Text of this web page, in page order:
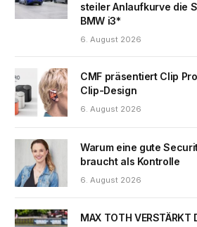
steiler Anlaufkurve die
BMW i3*
6. August 2026
CMF präsentiert Clip
Clip-Design
6. August 2026
Warum eine gute
braucht als Kontrolle
6. August 2026
MAX TOTH VERSTÄRKT